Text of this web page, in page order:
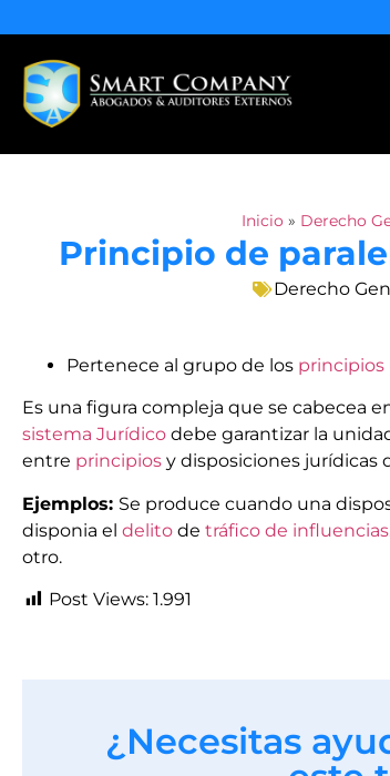
Inicio » Derecho
Principio de
Derecho
Pertenece al grupo de los principios
Es una figura compleja que se cabecea
sistema Jurídico debe garantizar la
entre principios y disposiciones jurídicas
Ejemplos: Se produce cuando una
disponia el delito de tráfico de influencias
otro.
Post Views: 1.991
¿Necesitas